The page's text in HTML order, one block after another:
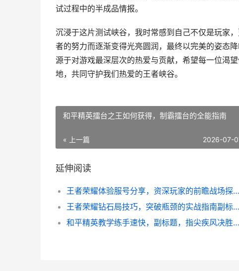
试过程中的半成品情报。
沉浸于这片测试峡谷，我时常感到自己不仅是玩家
者的努力而逐渐变得光亮圆润，最终以完美的姿态
源于对游戏最深层次的热爱与贡献，希望每一位渴
地，共同守护我们热爱的王者峡谷。
和平精英擂台之王如何获得，制霸擂台的全能指南
« 上一篇 2026-07-
延伸阅读
王者荣耀体验服号分享，资深玩家的前瞻战场探秘
王者荣耀钻石局技巧，突破瓶颈的实战指南副标题
和平精英教学练手速快，副标题，指尖疾风决胜战场